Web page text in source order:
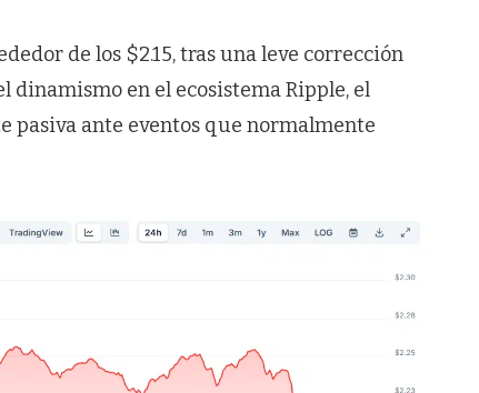
de los $2.15, tras una leve corrección
dinamismo en el ecosistema Ripple, el
pasiva ante eventos que normalmente